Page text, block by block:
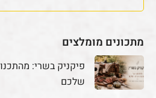
מתכונים מומלצים
פיקניק בשרי:
שלכם